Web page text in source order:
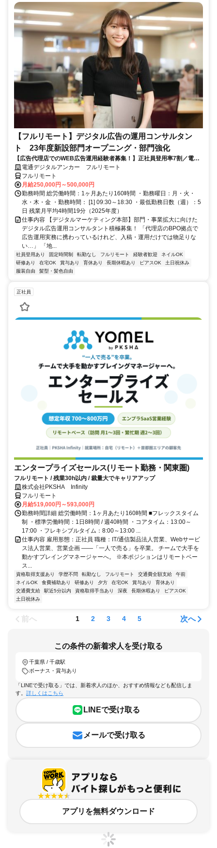
【フルリモート】デジタル広告の運用コンサルタン
ト 23年度新設部門オープニング・部門強化
【広告代理店でのWEB広告運用経験者募集！】正社員登用率7割／電通
G／全国×完全在宅／年休126日・土日祝休み／残業月平均4時間19分
電通デジタルアンカー フルリモート
フルリモート
月給250,000円～500,000円
勤務時間 総労働時間：1ヶ月あたり160時間 ・勤務曜日：月・火・
水・木・金 ・勤務時間： [1] 09:30～18:30 ・最低勤務日数（週）：5
日 残業月平均4時間19分（2025年度）
仕事内容 【デジタルマーケティング本部】部門・事業拡大に向けた
デジタル広告運用コンサルタント積極募集！ 「代理店のBPO拠点で
広告運用実務に携わっているけれど、入稿・運用だけでは物足りな
い…」 「地...
社員登用あり 固定時間制 転勤なし フルリモート 経験者歓迎
ネイルOK
研修あり
在宅OK 賞与あり 育休あり 長期休暇あり ピアスOK
土日祝休み
服装自由
髪型・髪色自由
正社員
エンタープライズセールス(リモート勤務・関東圏)
フルリモート / 残業30h以内 / 裁量大でキャリアアップ
株式会社PKSHA Infinity
フルリモート
月給519,000円～593,000円
勤務時間詳細 総労働時間：1ヶ月あたり160時間 ■フレックスタイム
制 ・標準労働時間：1日8時間 / 週40時間 ・コアタイム：13:00～
17:00 ・フレキシブルタイム：8:00～13:00 ...
仕事内容 雇用形態：正社員 職種：IT/通信製品法人営業、Webサービ
ス法人営業、営業企画 ――「一人で売る」を卒業。 チームで大手を
動かすプレイングマネージャーへ。 ※本ポジションはリモートベー
ス...
資格取得支援あり 学歴不問 転勤なし フルリモート 交通費全額支給
午前
ネイルOK
食費補助あり 研修あり 夕方 在宅OK 賞与あり
育休あり
交通費支給
駅近5分以内 資格取得手当あり 深夜 長期休暇あり
ピアスOK
土日祝休み
前へ 1 2 3 4 5 次へ
この条件の新着求人を受け取る
千葉県 / 千歳駅
ボーナス・賞与あり
「LINEで受け取る」では、新着求人のほか、おすすめ情報なども配信しま
す。 詳しくはこちら
LINEで受け取る
メールで受け取る
アプリを無料ダウンロード